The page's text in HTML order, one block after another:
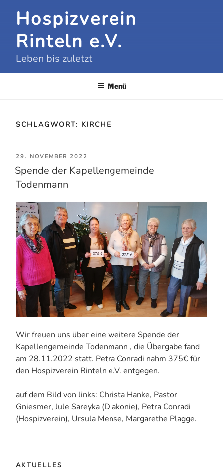
InhaltHospizverein
Rinteln e.V.
Leben bis zuletzt
Menü
SCHLAGWORT: KIRCHE
VERÖFFENTLICHT
AM
29. NOVEMBER 2022
Spende der Kapellengemeinde
Todenmann
Wir freuen uns über eine weitere Spende der
Kapellengemeinde Todenmann , die Übergabe fand
am 28.11.2022 statt. Petra Conradi nahm 375€ für
den Hospizverein Rinteln e.V. entgegen.
auf dem Bild von links: Christa Hanke, Pastor
Gniesmer, Jule Sareyka (Diakonie), Petra Conradi
(Hospizverein), Ursula Mense, Margarethe Plagge.
AKTUELLES